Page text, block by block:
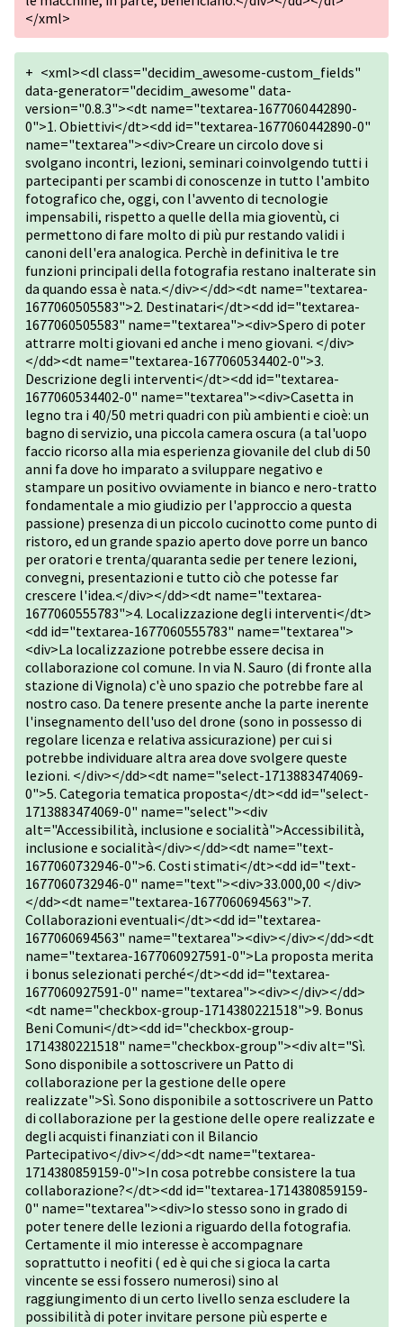
</xml>
+ <xml><dl class="decidim_awesome-custom_fields"
data-generator="decidim_awesome" data-
version="0.8.3"><dt name="textarea-1677060442890-
0">1. Obiettivi</dt><dd id="textarea-1677060442890-0"
name="textarea"><div>Creare un circolo dove si
svolgano incontri, lezioni, seminari coinvolgendo tutti i
partecipanti per scambi di conoscenze in tutto l'ambito
fotografico che, oggi, con l'avvento di tecnologie
impensabili, rispetto a quelle della mia gioventù, ci
permettono di fare molto di più pur restando validi i
canoni dell'era analogica. Perchè in definitiva le tre
funzioni principali della fotografia restano inalterate sin
da quando essa è nata.</div></dd><dt name="textarea-
1677060505583">2. Destinatari</dt><dd id="textarea-
1677060505583" name="textarea"><div>Spero di poter
attrarre molti giovani ed anche i meno giovani. </div>
</dd><dt name="textarea-1677060534402-0">3.
Descrizione degli interventi</dt><dd id="textarea-
1677060534402-0" name="textarea"><div>Casetta in
legno tra i 40/50 metri quadri con più ambienti e cioè: un
bagno di servizio, una piccola camera oscura (a tal'uopo
faccio ricorso alla mia esperienza giovanile del club di 50
anni fa dove ho imparato a sviluppare negativo e
stampare un positivo ovviamente in bianco e nero-tratto
fondamentale a mio giudizio per l'approccio a questa
passione) presenza di un piccolo cucinotto come punto di
ristoro, ed un grande spazio aperto dove porre un banco
per oratori e trenta/quaranta sedie per tenere lezioni,
convegni, presentazioni e tutto ciò che potesse far
crescere l'idea.</div></dd><dt name="textarea-
1677060555783">4. Localizzazione degli interventi</dt>
<dd id="textarea-1677060555783" name="textarea">
<div>La localizzazione potrebbe essere decisa in
collaborazione col comune. In via N. Sauro (di fronte alla
stazione di Vignola) c'è uno spazio che potrebbe fare al
nostro caso. Da tenere presente anche la parte inerente
l'insegnamento dell'uso del drone (sono in possesso di
regolare licenza e relativa assicurazione) per cui si
potrebbe individuare altra area dove svolgere queste
lezioni. </div></dd><dt name="select-1713883474069-
0">5. Categoria tematica proposta</dt><dd id="select-
1713883474069-0" name="select"><div
alt="Accessibilità, inclusione e socialità">Accessibilità,
inclusione e socialità</div></dd><dt name="text-
1677060732946-0">6. Costi stimati</dt><dd id="text-
1677060732946-0" name="text"><div>33.000,00 </div>
</dd><dt name="textarea-1677060694563">7.
Collaborazioni eventuali</dt><dd id="textarea-
1677060694563" name="textarea"><div></div></dd><dt
name="textarea-1677060927591-0">La proposta merita
i bonus selezionati perché</dt><dd id="textarea-
1677060927591-0" name="textarea"><div></div></dd>
<dt name="checkbox-group-1714380221518">9. Bonus
Beni Comuni</dt><dd id="checkbox-group-
1714380221518" name="checkbox-group"><div alt="Sì.
Sono disponibile a sottoscrivere un Patto di
collaborazione per la gestione delle opere
realizzate">Sì. Sono disponibile a sottoscrivere un Patto
di collaborazione per la gestione delle opere realizzate e
degli acquisti finanziati con il Bilancio
Partecipativo</div></dd><dt name="textarea-
1714380859159-0">In cosa potrebbe consistere la tua
collaborazione?</dt><dd id="textarea-1714380859159-
0" name="textarea"><div>Io stesso sono in grado di
poter tenere delle lezioni a riguardo della fotografia.
Certamente il mio interesse è accompagnare
soprattutto i neofiti ( ed è qui che si gioca la carta
vincente se essi fossero numerosi) sino al
raggiungimento di un certo livello senza escludere la
possibilità di poter invitare persone più esperte e